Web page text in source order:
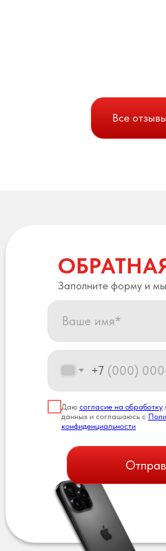
Все
Заполните форму и
+7
Даю согласие на обработку
данных и соглашаюсь с
конфиденциальности